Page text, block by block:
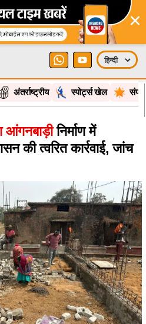
×
अंतर्राष्ट्रीय स्पोर्ट्स खेल
आंगनबाड़ीनिर्माण में
की त्वरित कार्रवाई, जांच